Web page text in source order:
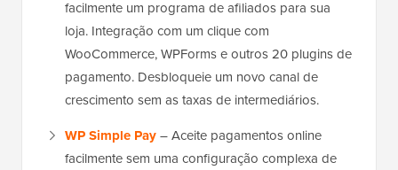
facilmente um programa de afiliados para sua
loja. Integração com um clique com
WooCommerce, WPForms e outros 20 plugins de
pagamento. Desbloqueie um novo canal de
crescimento sem as taxas de intermediários.
WP Simple Pay– Aceite pagamentos online
facilmente sem uma configuração complexa de